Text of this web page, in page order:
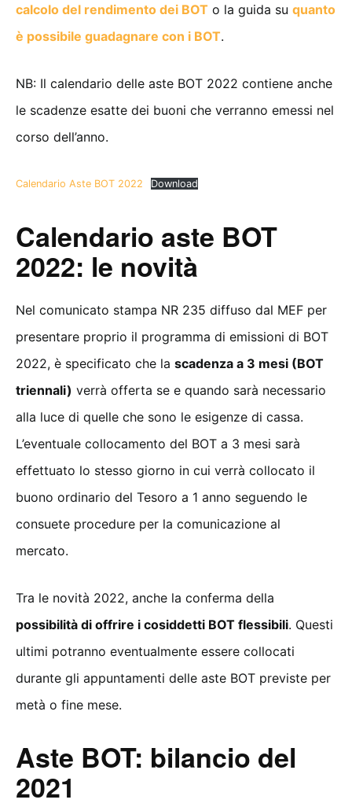
calcolo del rendimento dei BOT o la guida su quanto
è possibile guadagnare con i BOT.
NB: Il calendario delle aste BOT 2022 contiene anche
le scadenze esatte dei buoni che verranno emessi nel
corso dell’anno.
Calendario Aste BOT 2022 Download
Calendario aste BOT
2022: le novità
Nel comunicato stampa NR 235 diffuso dal MEF per
presentare proprio il programma di emissioni di BOT
2022, è specificato che la scadenza a 3 mesi (BOT
triennali) verrà offerta se e quando sarà necessario
alla luce di quelle che sono le esigenze di cassa.
L’eventuale collocamento del BOT a 3 mesi sarà
effettuato lo stesso giorno in cui verrà collocato il
buono ordinario del Tesoro a 1 anno seguendo le
consuete procedure per la comunicazione al
mercato.
Tra le novità 2022, anche la conferma della
possibilità di offrire i cosiddetti BOT flessibili. Questi
ultimi potranno eventualmente essere collocati
durante gli appuntamenti delle aste BOT previste per
metà o fine mese.
Aste BOT: bilancio del
2021